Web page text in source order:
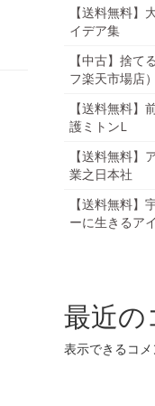
【送料無料】
イデア集
【中古】捨て
フ楽天市場店）
【送料無料】
護ミトンL
【送料無料】
業之日本社
【送料無料】
ーに生きるア
最近の
表示できるコメ